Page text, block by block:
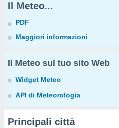
Il Meteo...
PDF
Maggiori informazioni
Il Meteo sul tuo sito Web
Widget Meteo
API di Meteorologia
Principali città